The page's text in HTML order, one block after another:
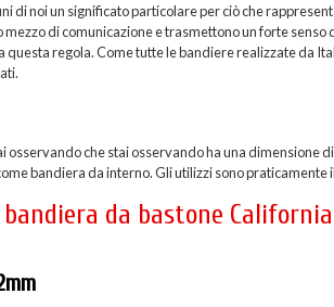
di noi un significato particolare per ciò che
di comunicazione e trasmettono un forte senso
questa regola. Come tutte le bandiere realizzate da
osservando che stai osservando ha una dimensione
bandiera da interno. Gli utilizzi sono praticamente
da bastone California